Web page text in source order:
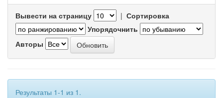
Вывести на страницу | Сортировка
Упорядочнить
Авторы
Результаты 1-1 из 1.